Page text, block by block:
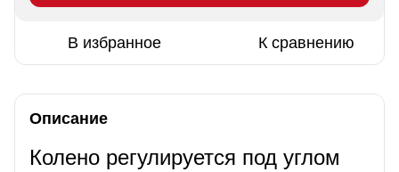
В избранное К сравнению
Описание
Колено регулируется под углом